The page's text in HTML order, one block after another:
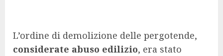
L’ordine di demolizione delle pergotende,
considerate abuso edilizio, era stato